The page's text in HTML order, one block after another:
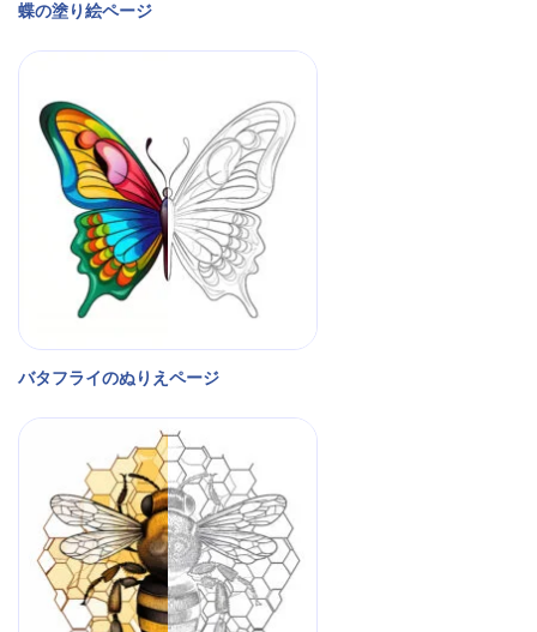
蝶の塗り絵ページ
バタフライのぬりえページ